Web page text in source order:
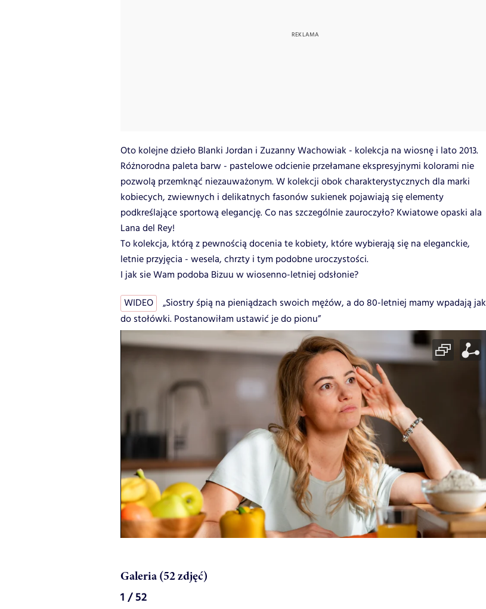
Oto kolejne dzieło Blanki Jordan i Zuzanny Wachowiak - kolekcja na wiosnę i lato 2013.
Różnorodna paleta barw - pastelowe odcienie przełamane ekspresyjnymi kolorami nie
pozwolą przemknąć niezauważonym. W kolekcji obok charakterystycznych dla marki
kobiecych, zwiewnych i delikatnych fasonów sukienek pojawiają się elementy
podkreślające sportową elegancję. Co nas szczególnie zauroczyło? Kwiatowe opaski ala
Lana del Rey!
To kolekcja, którą z pewnością docenia te kobiety, które wybierają się na eleganckie,
letnie przyjęcia - wesela, chrzty i tym podobne uroczystości.
I jak sie Wam podoba Bizuu w wiosenno-letniej odsłonie?
WIDEO
„Siostry śpią na pieniądzach swoich mężów, a do 80-letniej mamy wpadają jak
do stołówki. Postanowiłam ustawić je do pionu”
Galeria (52 zdjęć)
1 / 52